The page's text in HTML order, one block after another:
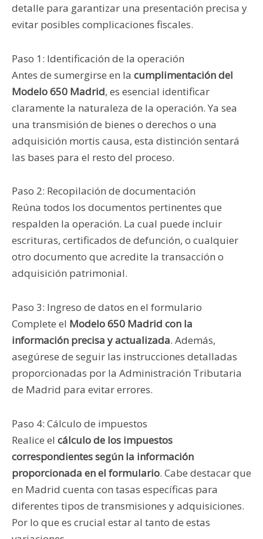
detalle para garantizar una presentación precisa y
evitar posibles complicaciones fiscales.
Paso 1: Identificación de la operación
Antes de sumergirse en la cumplimentación del
Modelo 650 Madrid, es esencial identificar
claramente la naturaleza de la operación. Ya sea
una transmisión de bienes o derechos o una
adquisición mortis causa, esta distinción sentará
las bases para el resto del proceso.
Paso 2: Recopilación de documentación
Reúna todos los documentos pertinentes que
respalden la operación. La cual puede incluir
escrituras, certificados de defunción, o cualquier
otro documento que acredite la transacción o
adquisición patrimonial.
Paso 3: Ingreso de datos en el formulario
Complete el Modelo 650 Madrid con la
información precisa y actualizada. Además,
asegúrese de seguir las instrucciones detalladas
proporcionadas por la Administración Tributaria
de Madrid para evitar errores.
Paso 4: Cálculo de impuestos
Realice el cálculo de los impuestos
correspondientes según la información
proporcionada en el formulario. Cabe destacar que
en Madrid cuenta con tasas específicas para
diferentes tipos de transmisiones y adquisiciones.
Por lo que es crucial estar al tanto de estas